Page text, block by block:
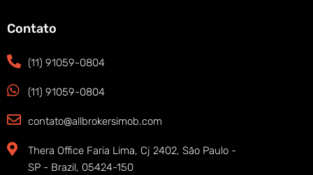
Contato
(11) 91059-0804
(11) 91059-0804
contato@allbrokersimob.com
Thera Office Faria Lima, Cj 2402, São Paulo -
SP - Brazil, 05424-150